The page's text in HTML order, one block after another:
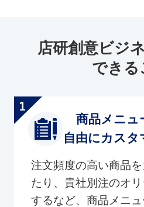
店研創意ビジ
できる
商品メニュ
自由にカスタ
注文頻度の高い商品
たり、貴社別注のオ
するなど、商品メニ